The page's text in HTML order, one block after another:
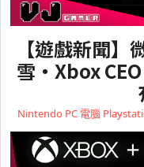
【遊戲新聞
雪・Xbox
Nintendo PC 電腦